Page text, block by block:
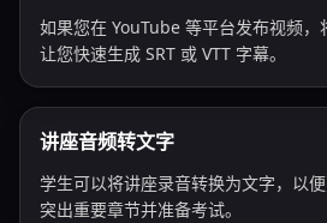
如果您在 YouTube 等平台发布视频，
让您快速生成 SRT 或 VTT 字幕。
讲座音频转文字
学生可以将讲座录音转换为文字，以便
突出重要章节并准备考试。